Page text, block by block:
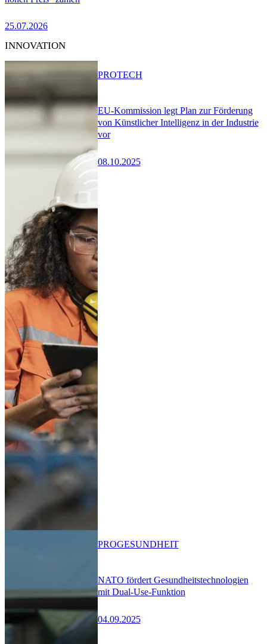
25.07.2026
INNOVATION
EU-Kommission legt Plan zur Förderung
von Künstlicher Intelligenz in der Industrie
vor
08.10.2025
PROTECH
NATO fördert Gesundheitstechnologien
mit Dual-Use-Funktion
04.09.2025
PROGESUNDHEIT